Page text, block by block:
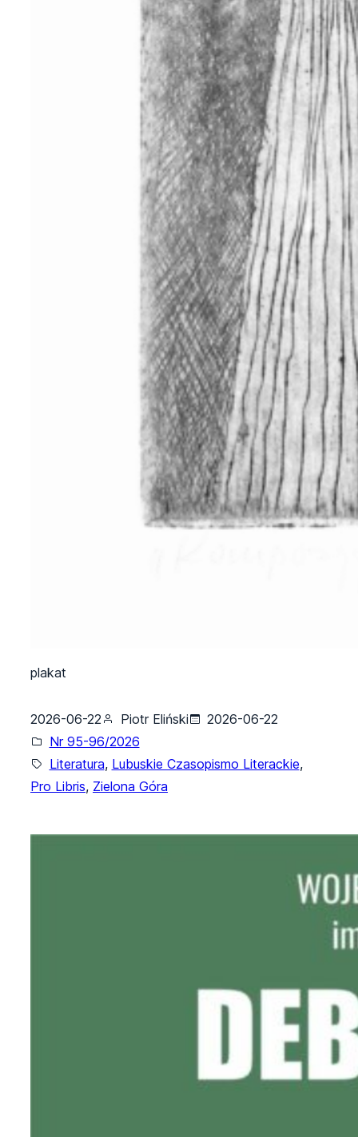
plakat
2026-06-22 Piotr Eliński
2026-06-22
Nr 95-96/2026
Literatura, Lubuskie Czasopismo Literackie,
Pro Libris, Zielona Góra